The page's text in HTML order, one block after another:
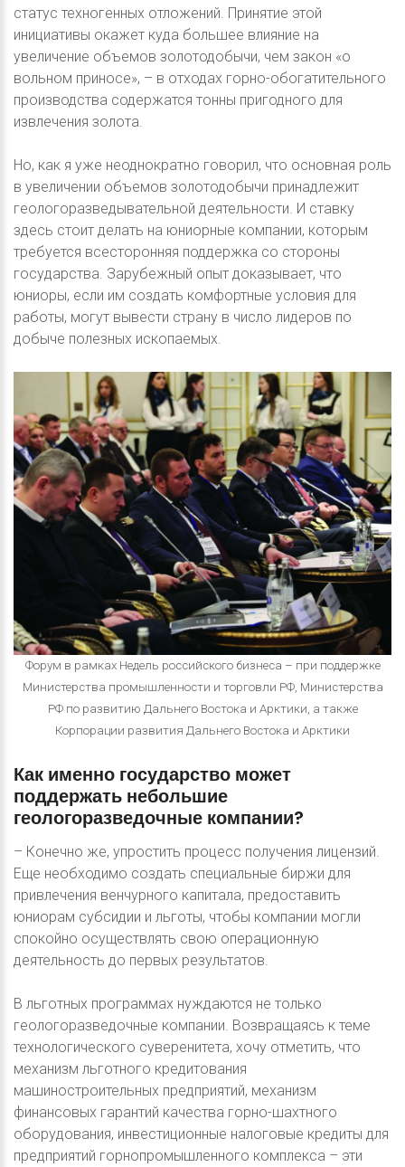
статус техногенных отложений. Принятие этой
инициативы окажет куда большее влияние на
увеличение объемов золотодобычи, чем закон «о
вольном приносе», – в отходах горно-обогатительного
производства содержатся тонны пригодного для
извлечения золота.
Но, как я уже неоднократно говорил, что основная роль
в увеличении объемов золотодобычи принадлежит
геологоразведывательной деятельности. И ставку
здесь стоит делать на юниорные компании, которым
требуется всесторонняя поддержка со стороны
государства. Зарубежный опыт доказывает, что
юниоры, если им создать комфортные условия для
работы, могут вывести страну в число лидеров по
добыче полезных ископаемых.
Форум в рамках Недель российского бизнеса – при поддержке
Министерства промышленности и торговли РФ, Министерства
РФ по развитию Дальнего Востока и Арктики, а также
Корпорации развития Дальнего Востока и Арктики
Как именно государство может
поддержать небольшие
геологоразведочные компании?
– Конечно же, упростить процесс получения лицензий.
Еще необходимо создать специальные биржи для
привлечения венчурного капитала, предоставить
юниорам субсидии и льготы, чтобы компании могли
спокойно осуществлять свою операционную
деятельность до первых результатов.
В льготных программах нуждаются не только
геологоразведочные компании. Возвращаясь к теме
технологического суверенитета, хочу отметить, что
механизм льготного кредитования
машиностроительных предприятий, механизм
финансовых гарантий качества горно-шахтного
оборудования, инвестиционные налоговые кредиты для
предприятий горнопромышленного комплекса – эти